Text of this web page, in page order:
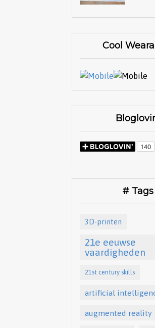
Cool
# Tags
3D-printen
21e eeuwse
vaardigheden
21st century skills
artificial
augmented reality